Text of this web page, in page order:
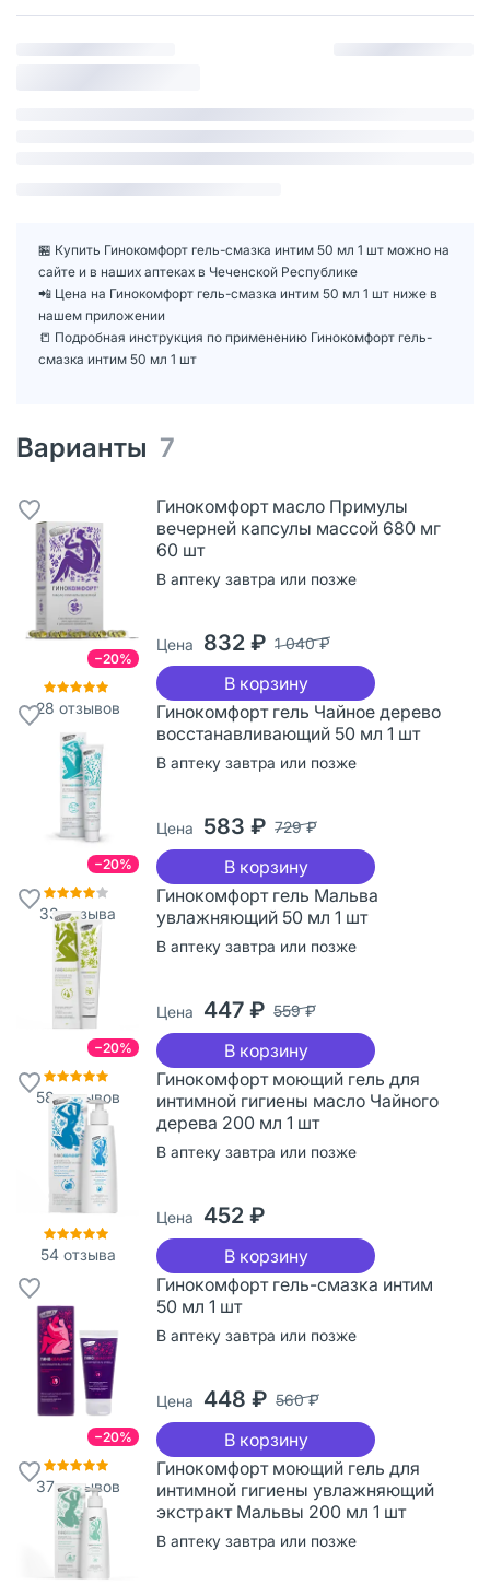
🏪 Купить Гинокомфорт гель-смазка интим 50 мл 1 шт можно на
сайте и в наших аптеках в Чеченской Республике
📲 Цена на Гинокомфорт гель-смазка интим 50 мл 1 шт ниже в
нашем приложении
📒 Подробная инструкция по применению Гинокомфорт гель-
смазка интим 50 мл 1 шт
Варианты 7
−20%
28 отзывов
Гинокомфорт масло Примулы
вечерней капсулы массой 680 мг
60 шт
В аптеку завтра или позже
Цена 832 ₽ 1 040 ₽
В корзину
−20%
33отзыва
Гинокомфорт гель Чайное дерево
восстанавливающий 50 мл 1 шт
В аптеку завтра или позже
Цена 583 ₽ 729 ₽
В корзину
−20%
58отзывов
Гинокомфорт гель Мальва
увлажняющий 50 мл 1 шт
В аптеку завтра или позже
Цена 447 ₽ 559 ₽
В корзину
54отзыва
Гинокомфорт моющий гель для
интимной гигиены масло Чайного
дерева 200 мл 1 шт
В аптеку завтра или позже
Цена 452 ₽
В корзину
−20%
37отзывов
Гинокомфорт гель-смазка интим
50 мл 1 шт
В аптеку завтра или позже
Цена 448 ₽ 560 ₽
В корзину
Гинокомфорт моющий гель для
интимной гигиены увлажняющий
экстракт Мальвы 200 мл 1 шт
В аптеку завтра или позже